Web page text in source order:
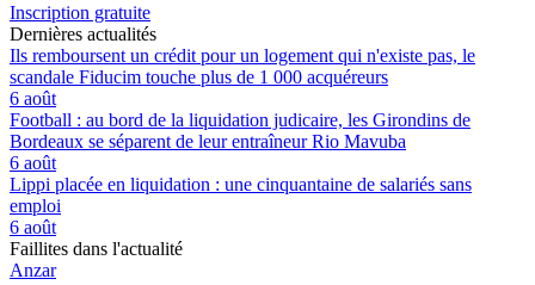
Inscription gratuite
Dernières actualités
Ils remboursent un crédit pour un logement qui n'existe pas, le
scandale Fiducim touche plus de 1 000 acquéreurs
6 août
Football : au bord de la liquidation judicaire, les Girondins de
Bordeaux se séparent de leur entraîneur Rio Mavuba
6 août
Lippi placée en liquidation : une cinquantaine de salariés sans
emploi
6 août
Faillites dans l'actualité
Anzar